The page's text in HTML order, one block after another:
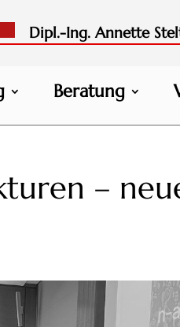
Dipl.-Ing. Annette
Beratung
–